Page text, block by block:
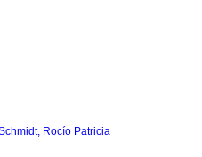
Rocío Patricia